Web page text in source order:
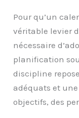
Pour qu’un
véritable levier
nécessaire
planification
discipline
adéquats et
objectifs, des